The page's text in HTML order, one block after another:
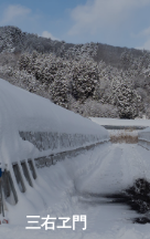
三右ヱ門